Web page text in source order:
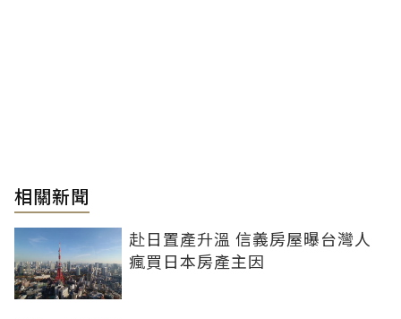
相關新聞
赴日置產升溫 信義房屋曝台灣人
瘋買日本房產主因